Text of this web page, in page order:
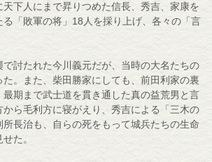
下人にまで昇りつめた信長、秀吉、家康を
る「敗軍の将」18人を採り上げ、各々の「言
討たれた今川義元だが、当時の大名たちの
。また、柴田勝家にしても、前田利家の裏
期まで武士道を貫き通した真の益荒男と言
から毛利方に寝がえり、秀吉による「三木の
長治も、自らの死をもって城兵たちの生命
た。